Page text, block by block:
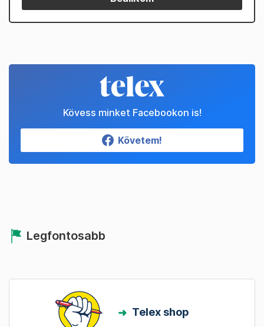
Kövess minket Facebookon is!
Követem!
Legfontosabb
Telex shop